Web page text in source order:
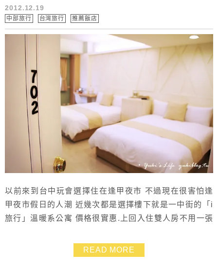
2012.12.19
中部旅行 台灣旅行 推薦飯店
以前來到台中玩會選擇住在逢甲夜市 不過現在很害怕逢
甲夜市假日的人潮 近幾次都是選擇樓下就是一中街的「i
旅行」溫暖系公寓 價格很實惠.上回入住雙人房不用一張
READ MORE